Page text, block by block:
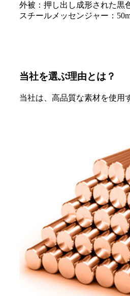
外被：押し出し成形された黒
スチールメッセンジャー：
当社を選ぶ理由とは？
当社は、高品質な素材を使用